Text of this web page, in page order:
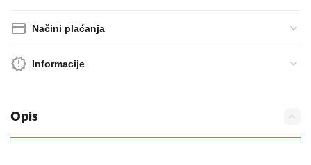
Načini plaćanja
Informacije
Opis